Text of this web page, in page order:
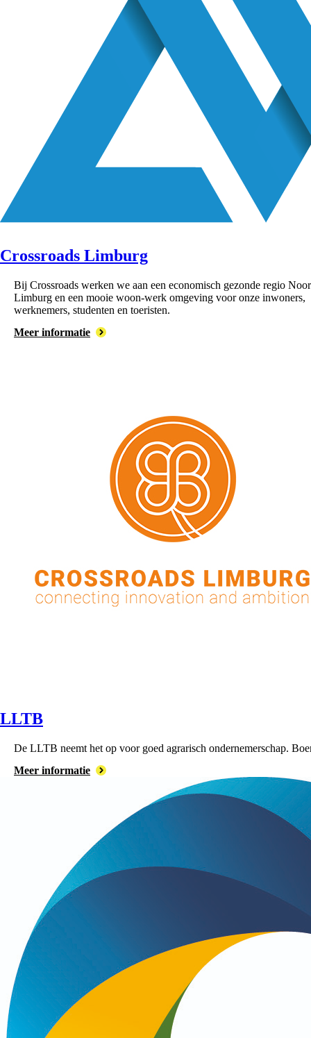
Crossroads Limburg
Bij Crossroads werken we aan een economisch gezonde regio
Limburg en een mooie woon-werk omgeving voor onze inwoners,
werknemers, studenten en toeristen.
Meer informatie
LLTB
De LLTB neemt het op voor goed agrarisch ondernemerschap.
Meer informatie